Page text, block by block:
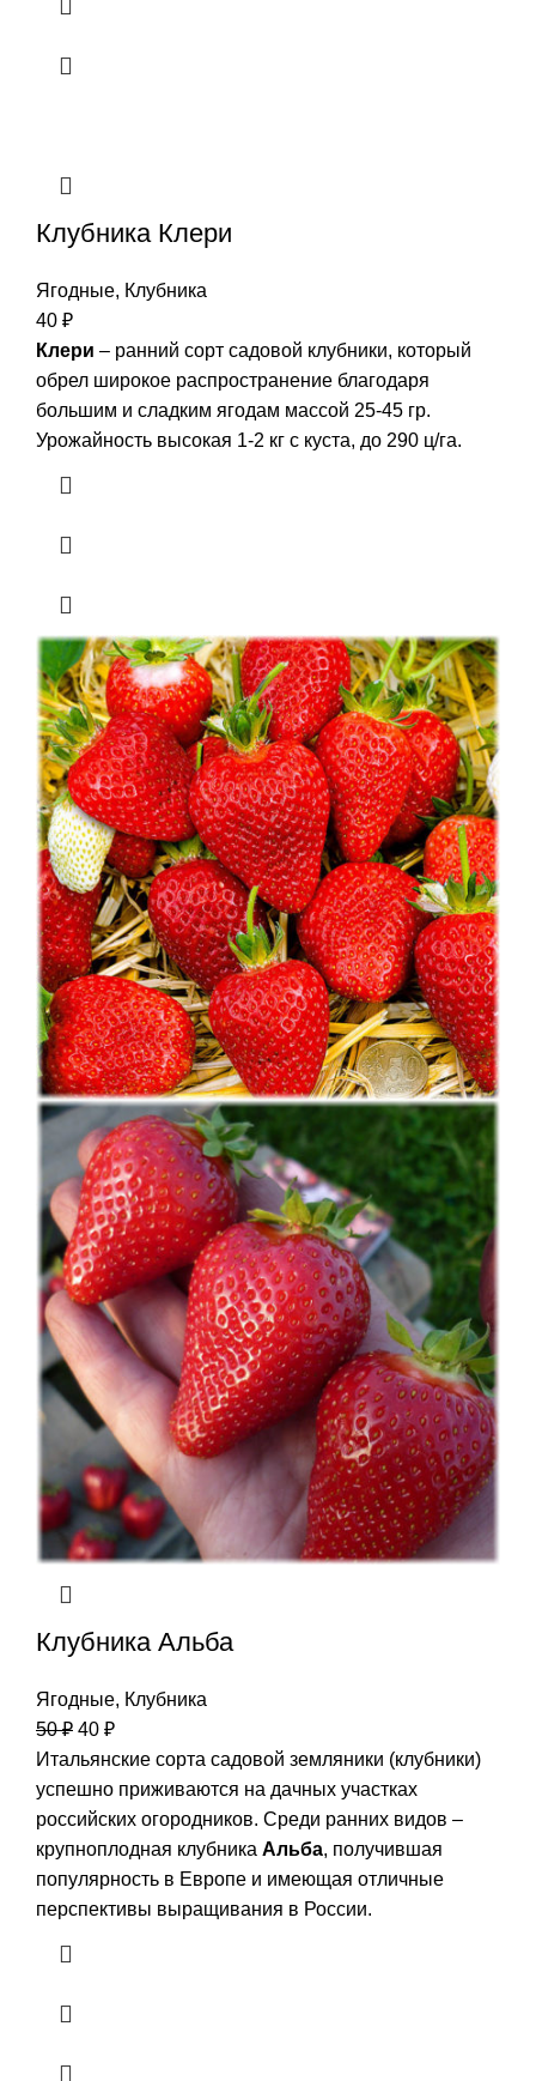
Клубника Клери
Ягодные, Клубника
40 ₽
Клери – ранний сорт садовой клубники, который
обрел широкое распространение благодаря
большим и сладким ягодам массой 25-45 гр.
Урожайность высокая 1-2 кг с куста, до 290 ц/га.
Клубника Альба
Ягодные, Клубника
50₽ 40 ₽
Итальянские сорта садовой земляники (клубники)
успешно приживаются на дачных участках
российских огородников. Среди ранних видов –
крупноплодная клубника Альба, получившая
популярность в Европе и имеющая отличные
перспективы выращивания в России.